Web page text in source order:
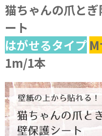
猫ちゃんの爪と
ート
はがせるタイプ
1m/1本